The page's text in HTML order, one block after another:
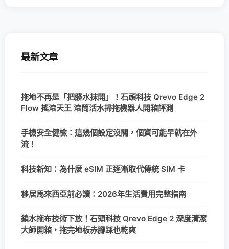
最新文章
拖地不再是「把髒水抹開」！石頭科技 Qrevo Edge 2
Flow 搖滾天王 滾筒活水掃拖機器人開箱評測
手機安全健檢：這幾個設定沒關，個資可能早就在外
流！
科技新知：為什麼 eSIM 正逐漸取代傳統 SIM 卡
移居馬來西亞前必讀：2026年生活費用完整指南
鎖水拖布技術下放！石頭科技 Qrevo Edge 2 深度清潔
大師開箱，拖完地板赤腳踩也乾爽